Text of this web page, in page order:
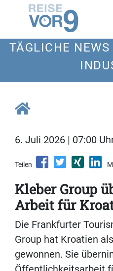
TÄGLICHE
6. Juli 2026 | 07:00
Teilen
Kleber Group
Arbeit für
Die Frankfurter
Group hat Kroatien
gewonnen. Sie